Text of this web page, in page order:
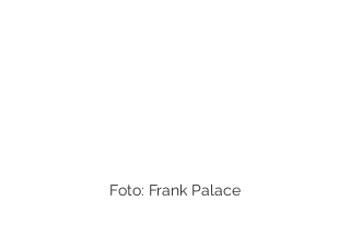
Foto: Frank Palace